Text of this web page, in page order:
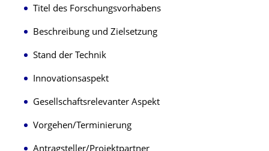
Titel des Forschungsvorhabens
Beschreibung und Zielsetzung
Stand der Technik
Innovationsaspekt
Gesellschaftsrelevanter Aspekt
Vorgehen/Terminierung